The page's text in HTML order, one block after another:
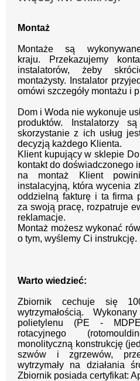
Montaż
Montaże są
kraju.
Przekazujemy
instalatorów, żeby
montażysty.
Instalator
omówi szczegóły montażu i
Dom i Woda nie wykonuje
produktów. Instalatorzy
skorzystanie z ich usług
decyzją każdego Klienta.
Klient kupujący w sklepie
kontakt do doświadczonego
na montaż Klient
instalacyjną, która wycenia
oddzielną fakturę i ta firma
za swoją pracę, rozpatruje
reklamacje.
Montaż możesz wykonać
o tym, wyślemy Ci instrukcję.
Warto wiedzieć:
Zbiornik cechuje się
wytrzymałością. W
polietylenu (PE -
rotacyjnego
monolityczną konstrukcję
szwów i zgrzewów,
wytrzymały na działania
Zbiornik posiada certyfikat: